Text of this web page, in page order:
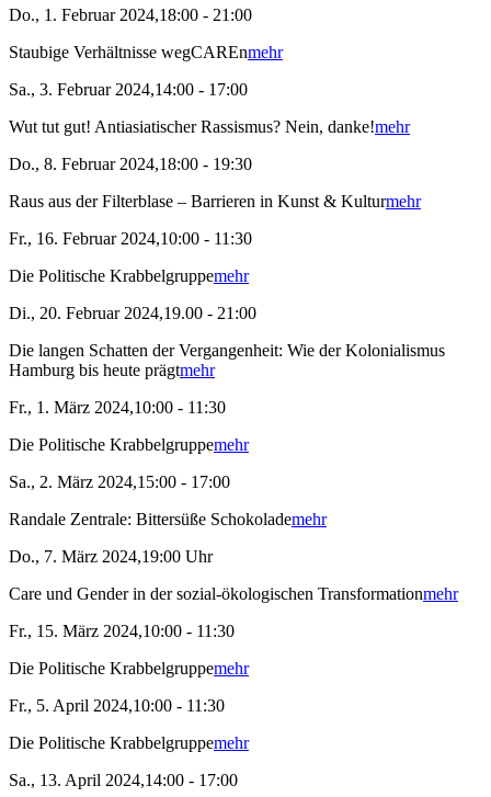
Do., 1. Februar 2024,18:00 - 21:00
Staubige Verhältnisse wegCAREnmehr
Sa., 3. Februar 2024,14:00 - 17:00
Wut tut gut! Antiasiatischer Rassismus? Nein, danke!mehr
Do., 8. Februar 2024,18:00 - 19:30
Raus aus der Filterblase – Barrieren in Kunst & Kulturmehr
Fr., 16. Februar 2024,10:00 - 11:30
Die Politische Krabbelgruppemehr
Di., 20. Februar 2024,19.00 - 21:00
Die langen Schatten der Vergangenheit: Wie der Kolonialismus
Hamburg bis heute prägtmehr
Fr., 1. März 2024,10:00 - 11:30
Die Politische Krabbelgruppemehr
Sa., 2. März 2024,15:00 - 17:00
Randale Zentrale: Bittersüße Schokolademehr
Do., 7. März 2024,19:00 Uhr
Care und Gender in der sozial-ökologischen Transformationmehr
Fr., 15. März 2024,10:00 - 11:30
Die Politische Krabbelgruppemehr
Fr., 5. April 2024,10:00 - 11:30
Die Politische Krabbelgruppemehr
Sa., 13. April 2024,14:00 - 17:00